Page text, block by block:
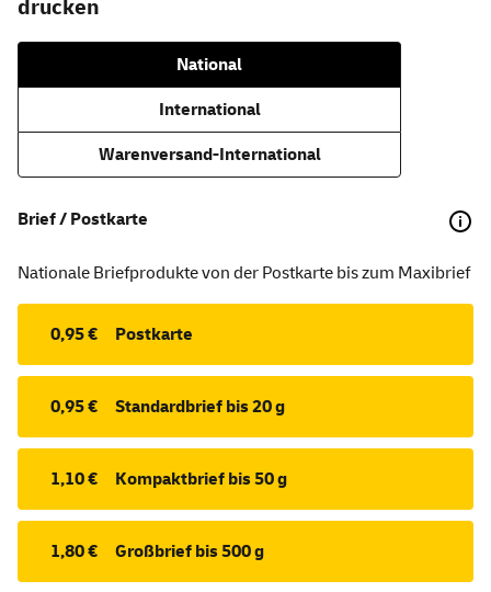
drucken
National
International
Warenversand-International
Brief / Postkarte
Nationale Briefprodukte von der Postkarte bis zum Maxibrief
0,95 € Postkarte
0,95 € Standardbrief bis 20 g
1,10 € Kompaktbrief bis 50 g
1,80 € Großbrief bis 500 g